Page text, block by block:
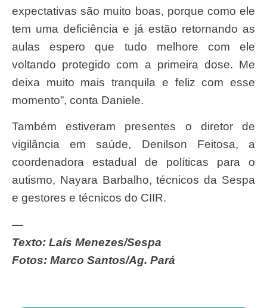
expectativas são muito boas, porque como ele
tem uma deficiência e já estão retornando as
aulas espero que tudo melhore com ele
voltando protegido com a primeira dose. Me
deixa muito mais tranquila e feliz com esse
momento”, conta Daniele.
Também estiveram presentes o diretor de
vigilância em saúde, Denilson Feitosa, a
coordenadora estadual de políticas para o
autismo, Nayara Barbalho, técnicos da Sespa
e gestores e técnicos do CIIR.
—
Texto: Laís Menezes/Sespa
Fotos: Marco Santos/Ag. Pará